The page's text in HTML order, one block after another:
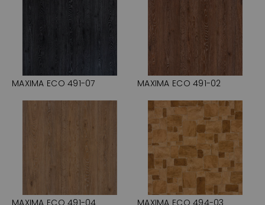
MAXIMA ECO 491-07 MAXIMA ECO 491-02
MAXIMA ECO 491-04 MAXIMA ECO 494-03